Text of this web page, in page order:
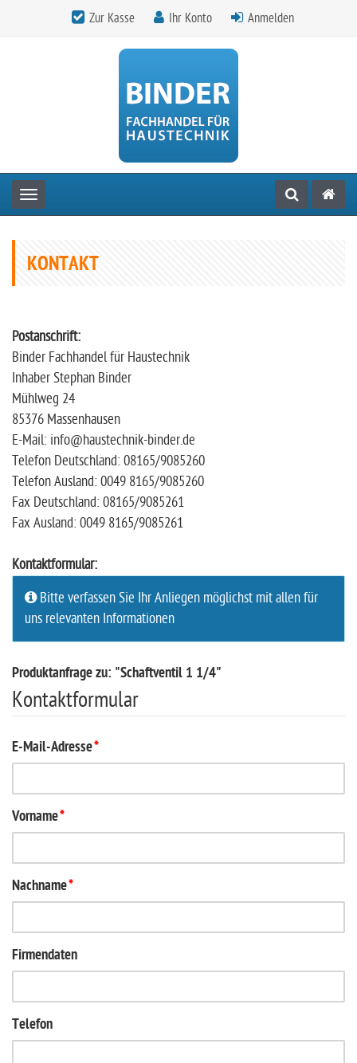
Zur Kasse Ihr Konto Anmelden
Toggle navigation
KONTAKT
Postanschrift:
Binder Fachhandel für Haustechnik
Inhaber Stephan Binder
Mühlweg 24
85376 Massenhausen
E-Mail: info@haustechnik-binder.de
Telefon Deutschland: 08165/9085260
Telefon Ausland: 0049 8165/9085260
Fax Deutschland: 08165/9085261
Fax Ausland: 0049 8165/9085261
Kontaktformular:
Bitte verfassen Sie Ihr Anliegen möglichst mit allen für
uns relevanten Informationen
Produktanfrage zu: "Schaftventil 1 1/4"
Kontaktformular
E-Mail-Adresse*
Vorname*
Nachname*
Firmendaten
Telefon